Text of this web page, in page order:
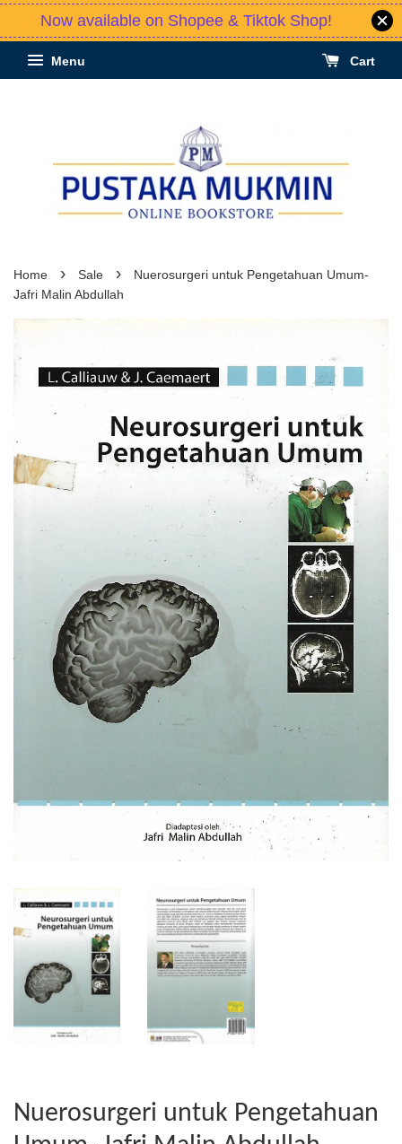
Now available on Shopee & Tiktok Shop!
Menu Cart
Home › Sale ›
Nuerosurgeri untuk Pengetahuan Umum-
Jafri Malin Abdullah
Nuerosurgeri untuk Pengetahuan